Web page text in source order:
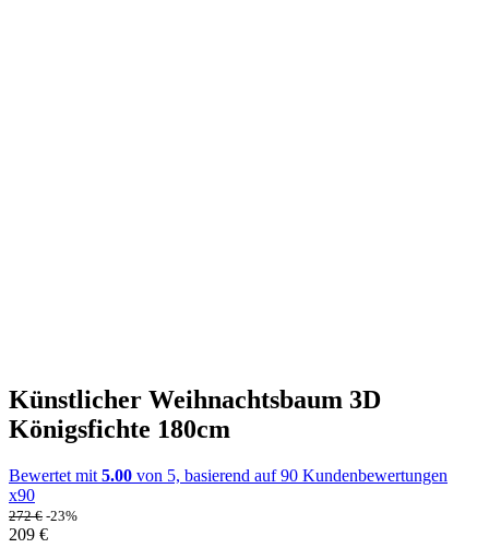
Künstlicher Weihnachtsbaum 3D
Königsfichte 180cm
Bewertet mit 5.00 von 5, basierend auf90 Kundenbewertungen
x90
272€ -23%
209 €